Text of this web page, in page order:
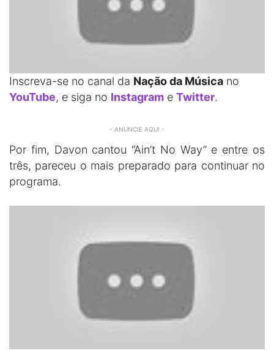
Inscreva-se no canal da Nação da Música no
YouTube, e siga no Instagram e Twitter.
- ANUNCIE AQUI -
Por fim, Davon cantou “Ain’t No Way” e entre os
três, pareceu o mais preparado para continuar no
programa.